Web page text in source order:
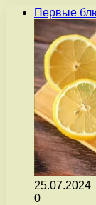
Первые
25.07.2024
0